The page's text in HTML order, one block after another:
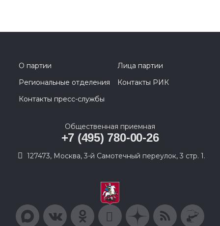
О партии
Лица партии
Региональные отделения
Контакты РИК
Контакты пресс-службы
Общественная приемная
+7 (495) 780-00-26
127473, Москва, 3-й Самотечный переулок, 3 стр. 1.